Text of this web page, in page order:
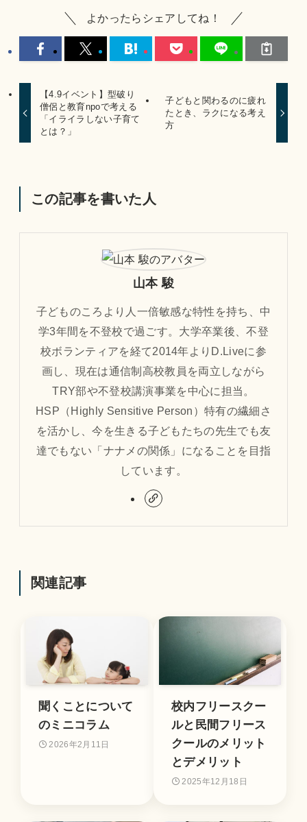
よかったらシェアしてね！
【4.9イベント】型破り
僧侶と教育npoで考える
「イライラしない子育て
とは？」
子どもと関わるのに疲れ
たとき、ラクになる考え
方
この記事を書いた人
山本 駿
子どものころより人一倍敏感な特性を持ち、中
学3年間を不登校で過ごす。大学卒業後、不登
校ボランティアを経て2014年よりD.Liveに参
画し、現在は通信制高校教員を両立しながら
TRY部や不登校講演事業を中心に担当。
HSP（Highly Sensitive Person）特有の繊細さ
を活かし、今を生きる子どもたちの先生でも友
達でもない「ナナメの関係」になることを目指
しています。
関連記事
聞くことについて
のミニコラム
2026年2月11日
校内フリースクー
ルと民間フリース
クールのメリット
とデメリット
2025年12月18日